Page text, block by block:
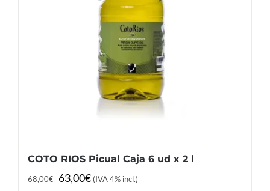
COTO RIOS Picual Caja 6 ud x 2 l
68,00€ El
63,00€El(IVA 4% incl.)